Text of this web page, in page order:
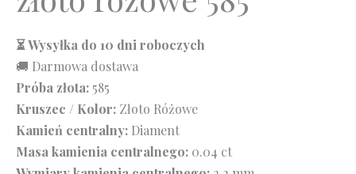
⏳ Wysyłka do 10 dni roboczych
🚚 Darmowa dostawa
Próba złota: 585
Kruszec / Kolor: Złoto Różowe
Kamień centralny: Diament
Masa kamienia centralnego: 0.04 ct